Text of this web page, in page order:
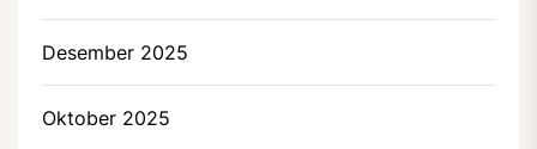
Desember 2025
Oktober 2025